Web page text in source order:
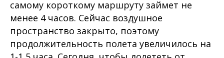
самому короткому маршруту займет не
менее 4 часов. Сейчас воздушное
пространство закрыто, поэтому
продолжительность полета увеличилось на